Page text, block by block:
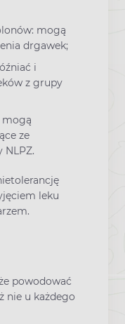
mogą
drgawek;
i
z grupy
mogą
ze
NLPZ.
leku
powodować
nie u każdego